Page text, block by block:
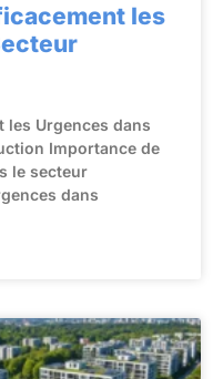
les
les Urgences dans
Importance de
le secteur
dans